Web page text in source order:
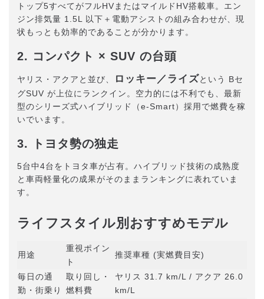
トップ5すべてがフルHVまたはマイルドHV搭載車。エン
ジン排気量 1.5L 以下＋電動アシストの組み合わせが、現
状もっとも効率的であることが分かります。
2. コンパクト × SUV の台頭
ヤリス・アクアと並び、 ロッキー／ライズという Bセ
グSUV が上位にランクイン。空力的には不利でも、最新
型のシリーズ式ハイブリッド（e‑Smart）採用で燃費を稼
いでいます。
3. トヨタ勢の独走
5台中4台をトヨタ車が占有。ハイブリッド技術の成熟度
と車両軽量化の成果がそのままランキングに表れていま
す。
ライフスタイル別おすすめモデル
用途
重視ポイン
ト
推奨車種 (実燃費目安)
毎日の通
勤・街乗り
取り回し・
燃料費
ヤリス 31.7 km/L / アクア 26.0
km/L